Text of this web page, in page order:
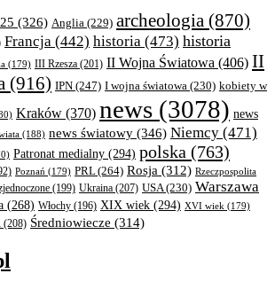
(326) Anglia (229) archeologia (870)
Francja (442) historia (473) historia
(179) III Rzesza (201) II Wojna Światowa (406) II
(916) IPN (247) I wojna światowa (230) kobiety w
Kraków (370) news (3078) news
(188) news światowy (346) Niemcy (471)
Patronat medialny (294) polska (763)
Poznań (179) PRL(264) Rosja (312) Rzeczpospolita
(199) Ukraina (207) USA(230) Warszawa
(268) Włochy (196) XIX wiek (294) XVI wiek (179)
(208) Średniowiecze (314)